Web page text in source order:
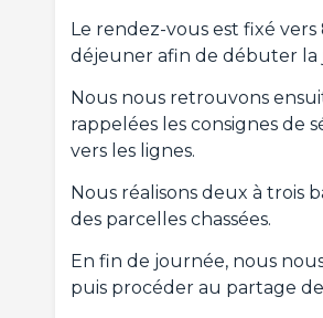
Le rendez-vous est fixé
déjeuner afin de débuter la
Nous nous retrouvons
rappelées les consignes de
vers les lignes.
Nous réalisons deux à trois
des parcelles chassées.
En fin de journée, nous
puis procéder au partage